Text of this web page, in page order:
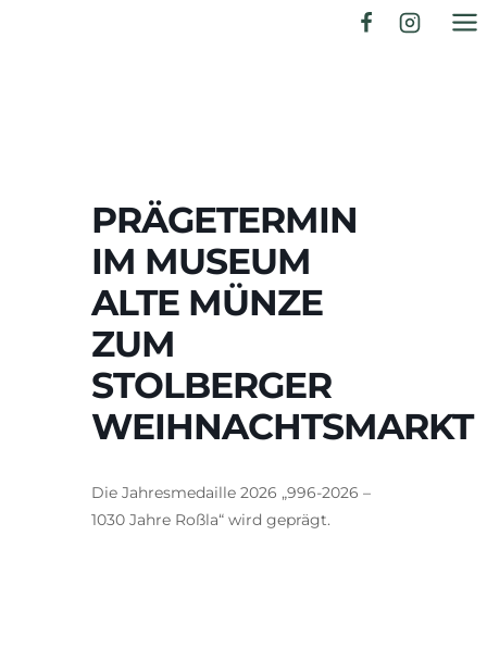
PRÄGETERMIN
IM MUSEUM
ALTE MÜNZE
ZUM
STOLBERGER
WEIHNACHTSMARKT
Die Jahresmedaille 2026 „996-2026 –
1030 Jahre Roßla“ wird geprägt.